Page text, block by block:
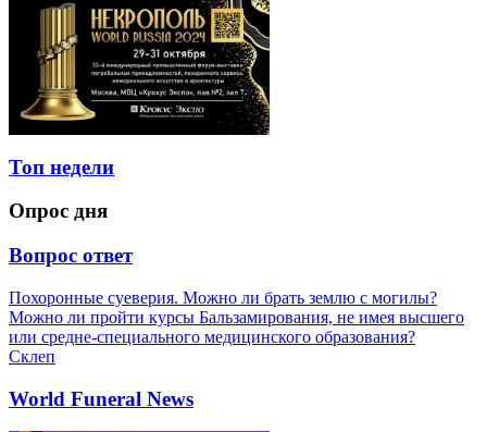
Топ недели
Опрос дня
Вопрос ответ
Похоронные суеверия. Можно ли брать землю с могилы?
Можно ли пройти курсы Бальзамирования, не имея высшего
или средне-специального медицинского образования?
Склеп
World Funeral News